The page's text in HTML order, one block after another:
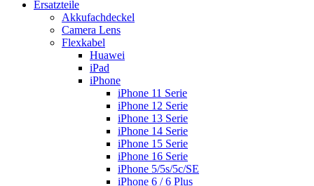
Ersatzteile
Akkufachdeckel
Camera Lens
Flexkabel
Huawei
iPad
iPhone
iPhone 11 Serie
iPhone 12 Serie
iPhone 13 Serie
iPhone 14 Serie
iPhone 15 Serie
iPhone 16 Serie
iPhone 5/5s/5c/SE
iPhone 6 / 6 Plus